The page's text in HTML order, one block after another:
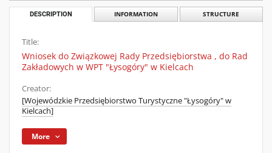
DESCRIPTION INFORMATION STRUCTURE
Title:
Wniosek do Związkowej Rady Przedsiębiorstwa , do Rad
Zakładowych w WPT "Łysogóry" w Kielcach
Creator:
[Wojewódzkie Przedsiębiorstwo Turystyczne "Łysogóry" w
Kielcach]
More